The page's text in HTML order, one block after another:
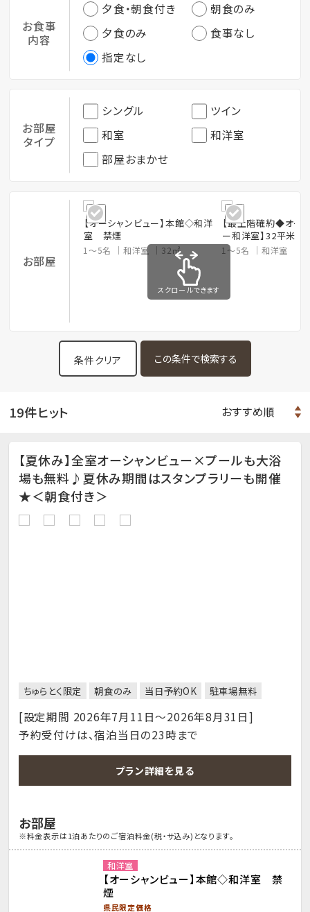
お食事
内容
夕食・朝食付き
朝食のみ
夕食のみ
食事なし
指定なし
お部屋
タイプ
シングル
ツイン
和室
和洋室
部屋おまかせ
お部屋
【オーシャンビュー】本館◇和洋
室 禁煙
1～5名 和洋室 32㎡
【最上階確約◆オー
ー和洋室】32平米＋
1～5名 和洋室
スクロールできます
条件クリア
19件ヒット
【夏休み】全室オーシャンビュー×プールも大浴
場も無料♪夏休み期間はスタンプラリーも開催
★＜朝食付き＞
ちゅらとく限定 朝食のみ 当日予約OK 駐車場無料
[設定期間 2026年7月11日～2026年8月31日]
予約受付けは、宿泊当日の23時まで
プラン詳細を見る
お部屋
※料金表示は1泊あたりのご宿泊料金(税・サ込み)となります。
和洋室
【オーシャンビュー】本館◇和洋室 禁
煙
県民限定価格